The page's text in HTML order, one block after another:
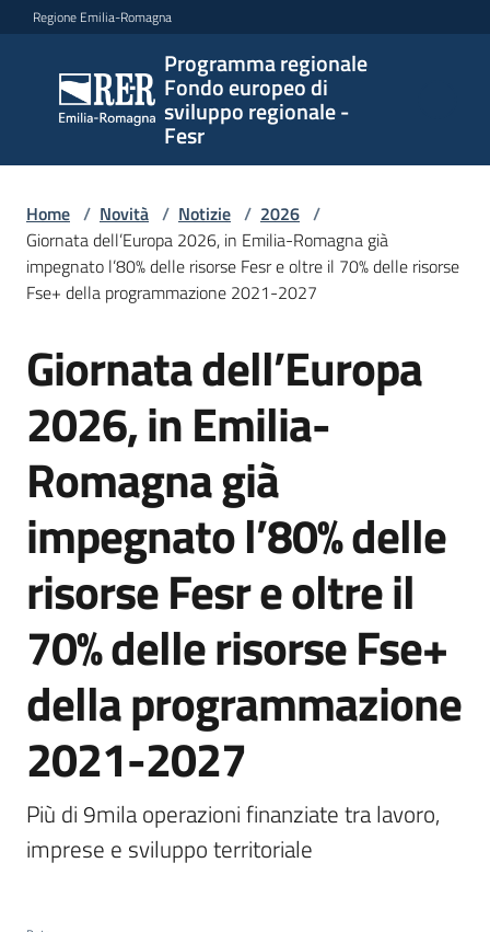
Vai al contenuto
Vai alla navigazione
Vai al footer
Regione Emilia-Romagna
Programma regionale
Fondo europeo di
sviluppo regionale -
Fesr
Programma
regionale
Fondo
europeo di
regionale -
Fesr
Programmi
strategie
Opportunità
Progetti
attività
Servizi
Home / Novità / Notizie / 2026 /
Giornata dell’Europa 2026, in Emilia-Romagna già
impegnato l’80% delle risorse Fesr e oltre il 70% delle risorse
Fse+ della programmazione 2021-2027
Salta al contenuto
Giornata dell’Europa
2026, in Emilia-
Romagna già
impegnato l’80% delle
risorse Fesr e oltre il
70% delle risorse Fse+
della programmazione
2021-2027
Più di 9mila operazioni finanziate tra lavoro,
imprese e sviluppo territoriale